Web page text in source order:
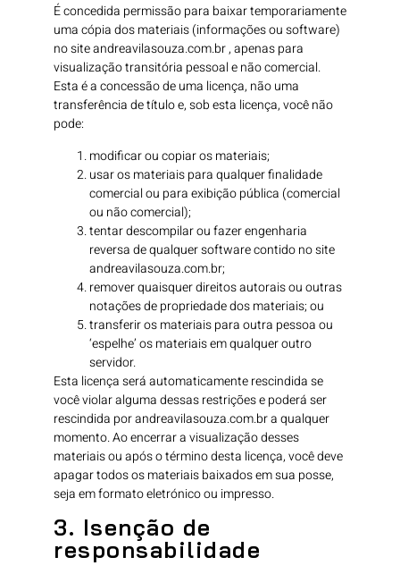
É concedida permissão para baixar temporariamente
uma cópia dos materiais (informações ou software)
no site andreavilasouza.com.br , apenas para
visualização transitória pessoal e não comercial.
Esta é a concessão de uma licença, não uma
transferência de título e, sob esta licença, você não
pode:
modificar ou copiar os materiais;
usar os materiais para qualquer finalidade
comercial ou para exibição pública (comercial
ou não comercial);
tentar descompilar ou fazer engenharia
reversa de qualquer software contido no site
andreavilasouza.com.br;
remover quaisquer direitos autorais ou outras
notações de propriedade dos materiais; ou
transferir os materiais para outra pessoa ou
‘espelhe’ os materiais em qualquer outro
servidor.
Esta licença será automaticamente rescindida se
você violar alguma dessas restrições e poderá ser
rescindida por andreavilasouza.com.br a qualquer
momento. Ao encerrar a visualização desses
materiais ou após o término desta licença, você deve
apagar todos os materiais baixados em sua posse,
seja em formato eletrónico ou impresso.
3. Isenção de
responsabilidade